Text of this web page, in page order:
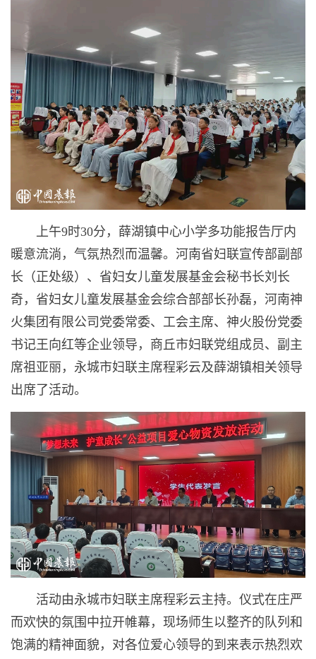
上午9时30分，薛湖镇中心小学多功能报告厅内
暖意流淌，气氛热烈而温馨。河南省妇联宣传部副部
长（正处级）、省妇女儿童发展基金会秘书长刘长
奇，省妇女儿童发展基金会综合部部长孙磊，河南神
火集团有限公司党委常委、工会主席、神火股份党委
书记王向红等企业领导，商丘市妇联党组成员、副主
席祖亚丽，永城市妇联主席程彩云及薛湖镇相关领导
出席了活动。
活动由永城市妇联主席程彩云主持。仪式在庄严
而欢快的氛围中拉开帷幕，现场师生以整齐的队列和
饱满的精神面貌，对各位爱心领导的到来表示热烈欢